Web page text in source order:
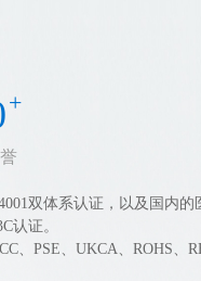
+
双体系认证，以及国内的
认证。
、PSE、UKCA、ROHS、